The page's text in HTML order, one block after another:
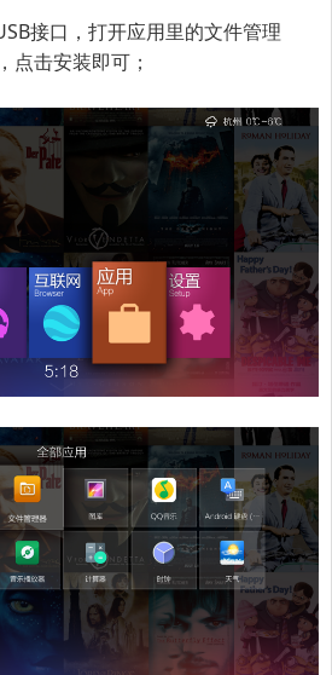
接口，打开应用里的文件管理
点击安装即可；